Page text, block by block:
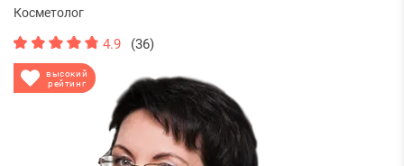
высокий
рейтинг
Косметолог
4.9 (36)